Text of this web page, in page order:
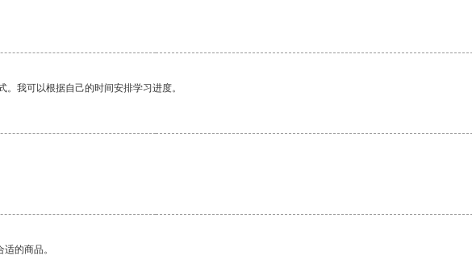
我可以根据自己的时间安排学习进度。
的商品。